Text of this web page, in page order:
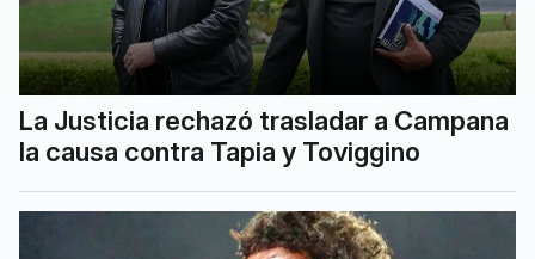
La Justicia rechazó trasladar a Campana
la causa contra Tapia y Toviggino